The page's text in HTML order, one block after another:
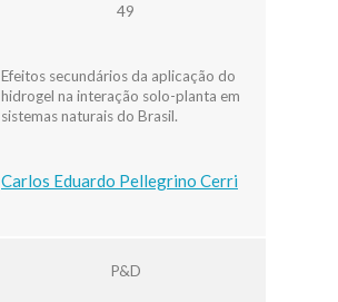
49
Efeitos secundários da aplicação do
hidrogel na interação solo-planta em
sistemas naturais do Brasil.
Carlos Eduardo Pellegrino Cerri
P&D